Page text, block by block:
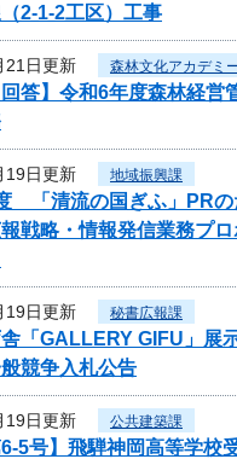
2-1-2工区）工事
21日更新 森林文化アカデミ
回答】令和6年度森林経営
19日更新 地域振興課
「清流の国ぎふ」PRの
戦略・情報発信業務プ
19日更新 秘書広報課
「GALLERY GIFU」展
競争入札公告
19日更新 公共建築課
6-5号】飛騨神岡高等学校